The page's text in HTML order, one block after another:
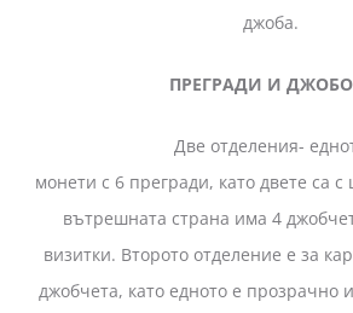
джоба.
ПРЕГРАДИ И
Две отделения- едното е
монети с 6 прегради, като двете са
вътрешната страна има 4
визитки. Второто отделение е за
джобчета, като едното е прозрачно